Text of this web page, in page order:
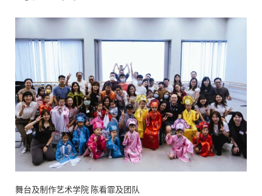
舞台及制作艺术学院 陈看霏及团队